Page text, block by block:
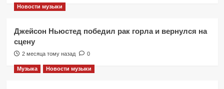
Новости музыки
Джейсон Ньюстед победил рак горла и вернулся на
сцену
2 месяца тому назад 0
Музыка Новости музыки